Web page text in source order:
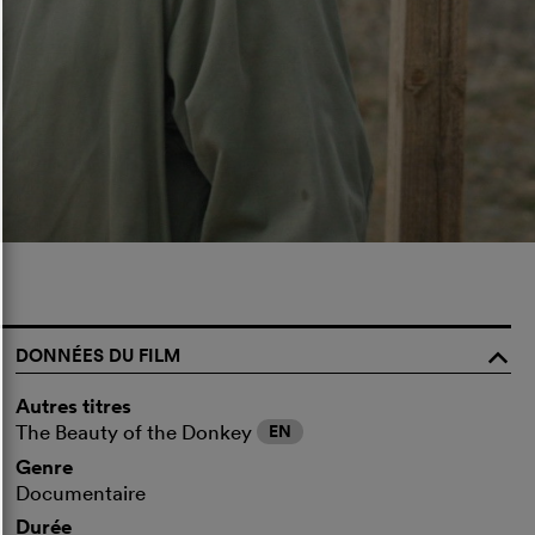
DONNÉES DU FILM
o
Autres titres
The Beauty of the Donkey EN
Genre
Documentaire
Durée